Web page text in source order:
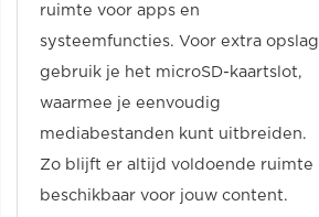
ruimte voor apps en
systeemfuncties. Voor extra opslag
gebruik je het microSD-kaartslot,
waarmee je eenvoudig
mediabestanden kunt uitbreiden.
Zo blijft er altijd voldoende ruimte
beschikbaar voor jouw content.